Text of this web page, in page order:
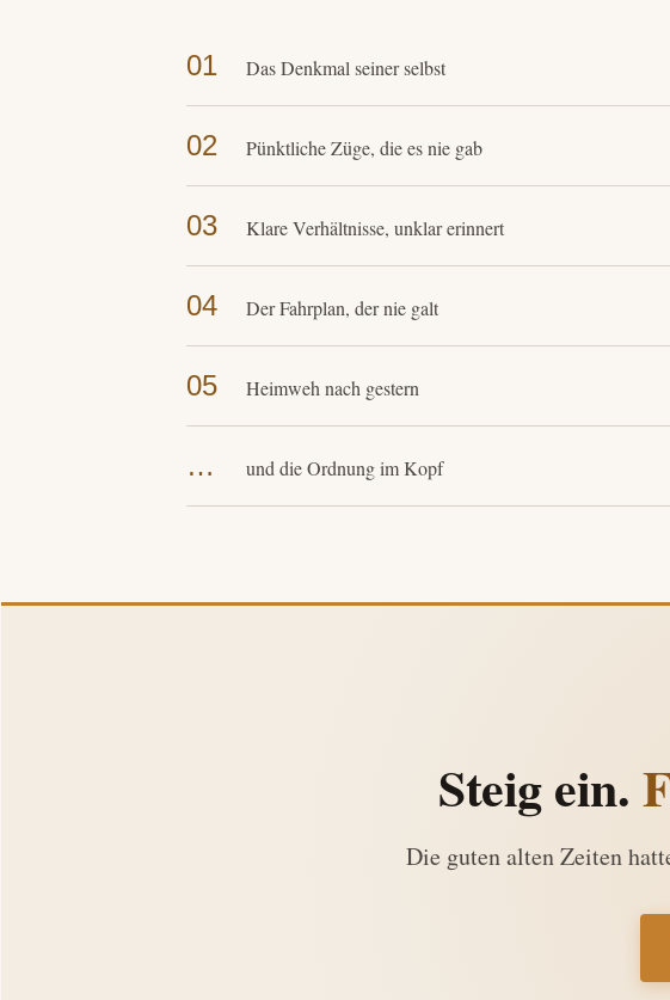
01 Das Denkmal seiner selbst
02 Pünktliche Züge, die es nie gab
03 Klare Verhältnisse, unklar erinnert
04 Der Fahrplan, der nie galt
05 Heimweh nach gestern
… und die Ordnung im Kopf
Steig ein.
Die guten alten Zeiten